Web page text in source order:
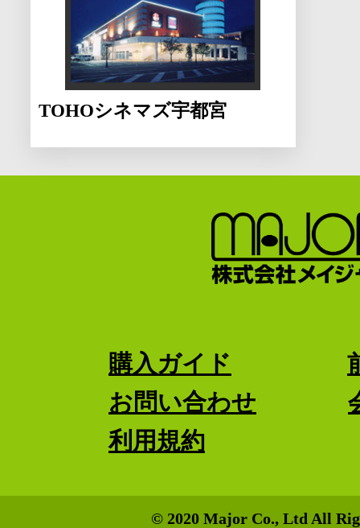
TOHOシネマズ宇都宮
購入ガイド
お問い合わせ
利用規約
© 2020 Major Co., Ltd All